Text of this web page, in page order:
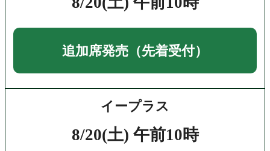
追加席発売（先着受付）
イープラス
8/20(土) 午前10時